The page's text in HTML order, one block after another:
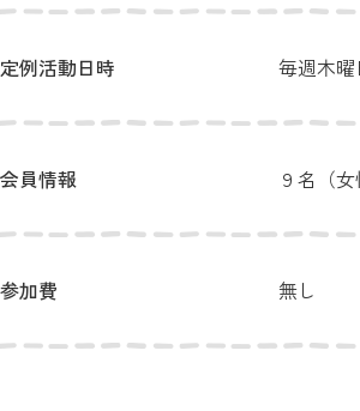
定例活動日時 毎週木曜
会員情報 ９名（
参加費 無し